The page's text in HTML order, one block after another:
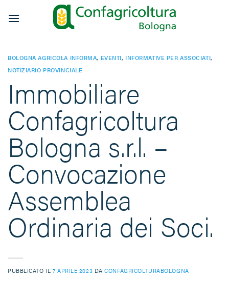
BOLOGNA AGRICOLA INFORMA, EVENTI, INFORMATIVE PER ASSOCIATI,
NOTIZIARIO PROVINCIALE
Immobiliare
Confagricoltura
Bologna s.r.l. –
Convocazione
Assemblea
Ordinaria dei Soci.
PUBBLICATO IL 7 APRILE 2023 DACONFAGRICOLTURABOLOGNA